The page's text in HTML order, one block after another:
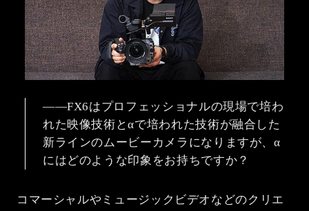
――FX6はプロフェッショナルの現場で培わ
れた映像技術とαで培われた技術が融合した
新ラインのムービーカメラになりますが、α
にはどのような印象をお持ちですか？
コマーシャルやミュージックビデオなどのクリエ